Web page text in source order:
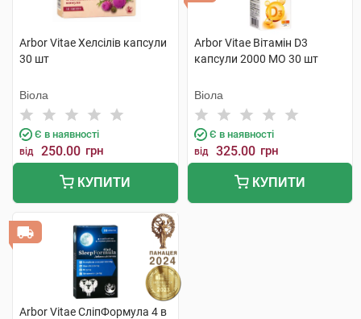
Arbor Vitae Хелсілів капсули
30 шт
Віола
Є в наявності
від 250.00 грн
КУПИТИ
Arbor Vitae Вітамін D3
капсули 2000 МО 30 шт
Віола
Є в наявності
від 325.00 грн
КУПИТИ
Arbor Vitae СліпФормула 4 в